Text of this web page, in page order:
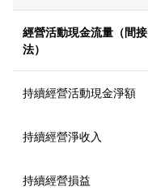
經營活動現金流量（間接
法）
持續經營活動現金淨額
持續經營淨收入
持續經營損益